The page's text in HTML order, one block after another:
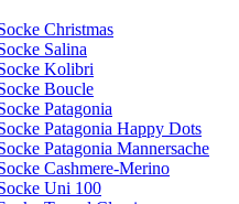
Christmas
Salina
Kolibri
Boucle
Patagonia
Patagonia Happy Dots
Patagonia Mannersache
Cashmere-Merino
Uni 100